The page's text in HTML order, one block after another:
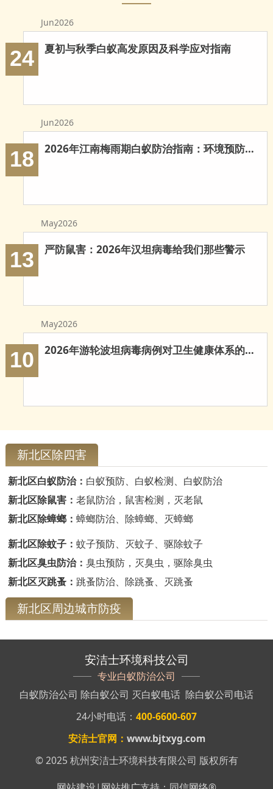
Jun2026
24 夏初与秋季白蚁高发原因及科学应对指南
Jun2026
18 2026年江南梅雨期白蚁防治指南：环境预防与科学灭治
May2026
13 严防鼠害：2026年汉坦病毒给我们那些警示
May2026
10 2026年游轮波坦病毒病例对卫生健康体系的多重启示
新北区除四害
新北区白蚁防治： 白蚁预防、白蚁检测、白蚁防治
新北区除鼠害： 老鼠防治，鼠害检测，灭老鼠
新北区除蟑螂： 蟑螂防治、除蟑螂、灭蟑螂
新北区除蚊子： 蚊子预防、灭蚊子、驱除蚊子
新北区臭虫防治： 臭虫预防，灭臭虫，驱除臭虫
新北区灭跳蚤： 跳蚤防治、除跳蚤、灭跳蚤
新北区周边城市防疫
安洁士环境科技公司
专业白蚁防治公司
白蚁防治公司 除白蚁公司 灭白蚁电话 除白蚁公司电话
24小时电话： 400-6600-607
安洁士官网： www.bjtxyg.com
© 2025 杭州安洁士环境科技有限公司 版权所有